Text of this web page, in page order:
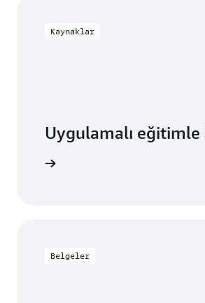
Kaynaklar
Uygulamalı
Belgeler